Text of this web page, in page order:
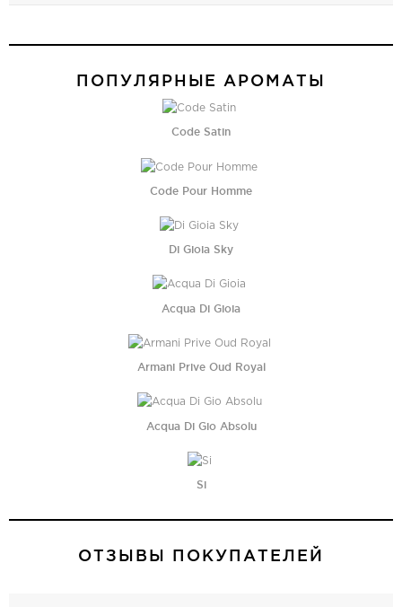
ПОПУЛЯРНЫЕ АРОМАТЫ
Code Satin
Code Pour Homme
Di Gioia Sky
Acqua Di Gioia
Armani Prive Oud Royal
Acqua Di Gio Absolu
Si
ОТЗЫВЫ ПОКУПАТЕЛЕЙ